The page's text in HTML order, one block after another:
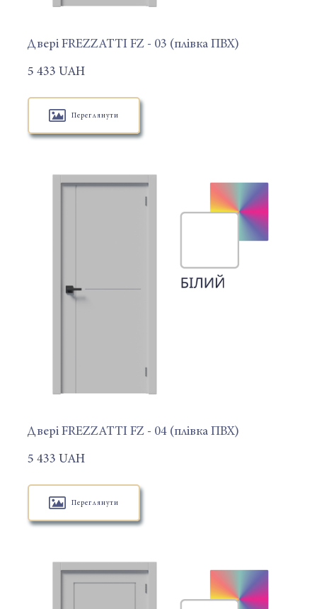
Двері FREZZATTI FZ - 03 (плівка ПВХ)
5 433 UAH
Переглянути
Двері FREZZATTI FZ - 04 (плівка ПВХ)
5 433 UAH
Переглянути